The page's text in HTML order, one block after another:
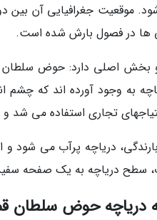
موقعیت جغرافیایی آن بین دو
ها در فصول بارش شده است.
بخش اصلی دارد: حوض سلطان
به وجود آورده اند که چشم
تجاری استفاده می
دریاچه پرآب می شود و
سطح دریاچه به یک صفحه
دریاچه حوض سلطان